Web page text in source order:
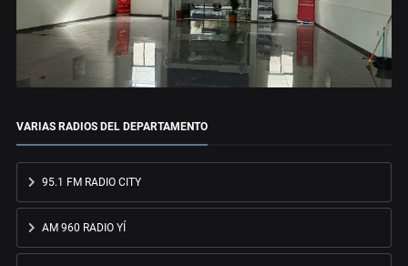
VARIAS RADIOS DEL DEPARTAMENTO
95.1 FM RADIO CITY
AM 960 RADIO YÍ